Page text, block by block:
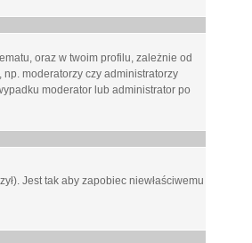
oraz w twoim profilu, zależnie od
moderatorzy czy administratorzy
moderator lub administrator po
Jest tak aby zapobiec niewłaściwemu